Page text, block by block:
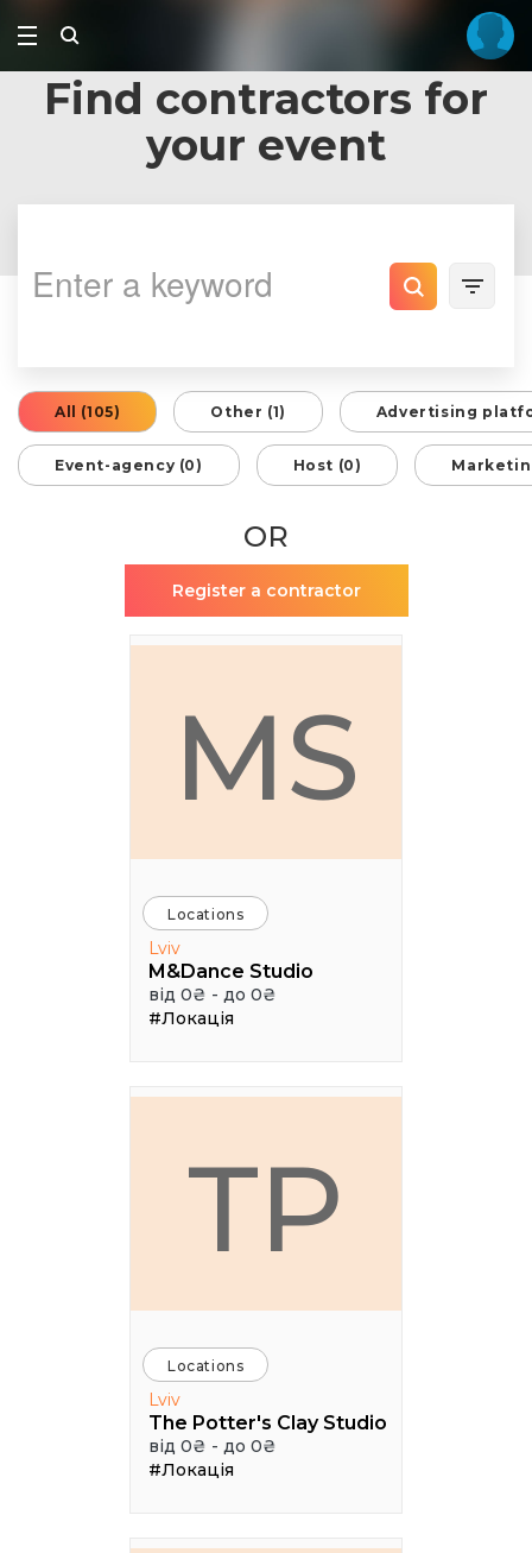
Find contractors for
your event
All (105) Other (1) Advertising
Event-agency (0) Host (0)
OR
Register a contractor
MS
Locations
Lviv
M&Dance Studio
від 0₴ - до 0₴
#Локація
TP
Locations
Lviv
The Potter's Clay Studio
від 0₴ - до 0₴
#Локація